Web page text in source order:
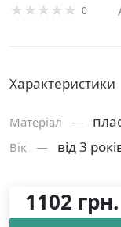
0
Характеристики
Матерiал —
Вік — від 3
1102 грн.